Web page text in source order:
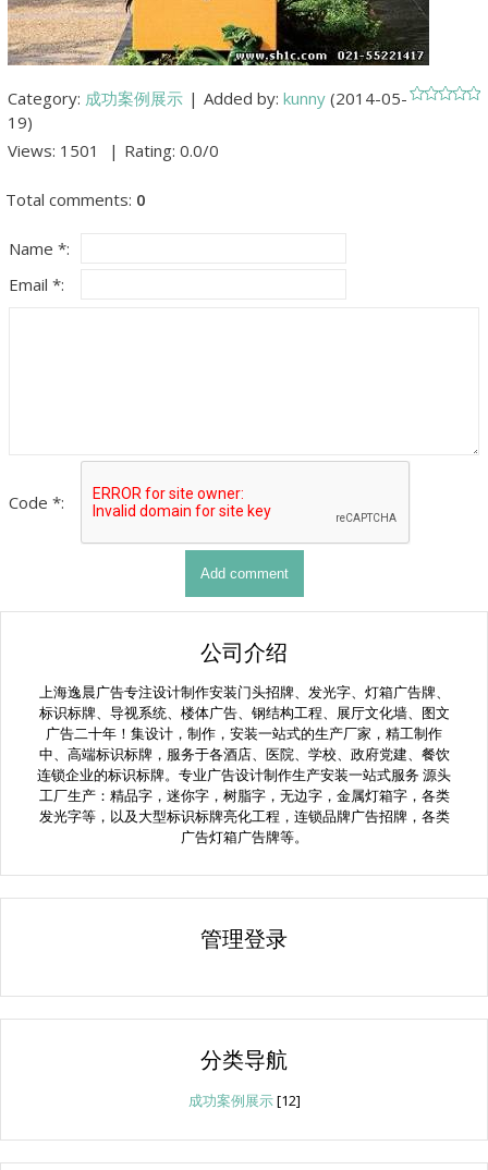
Category: 成功案例展示 | Added by: kunny (2014-05-
19)
Views: 1501 | Rating: 0.0/0
Total comments: 0
Name *:
Email *:
Code *:
公司介绍
上海逸晨广告专注设计制作安装门头招牌、发光字、灯箱广告牌、
标识标牌、导视系统、楼体广告、钢结构工程、展厅文化墙、图文
广告二十年！集设计，制作，安装一站式的生产厂家，精工制作
中、高端标识标牌，服务于各酒店、医院、学校、政府党建、餐饮
连锁企业的标识标牌。专业广告设计制作生产安装一站式服务 源头
工厂生产：精品字，迷你字，树脂字，无边字，金属灯箱字，各类
发光字等，以及大型标识标牌亮化工程，连锁品牌广告招牌，各类
广告灯箱广告牌等。
管理登录
分类导航
成功案例展示[12]